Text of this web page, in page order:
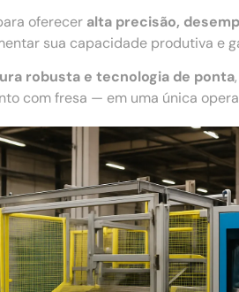
oferecer alta precisão,
sua capacidade produtiva e
robusta e tecnologia de ponta
com fresa — em uma única